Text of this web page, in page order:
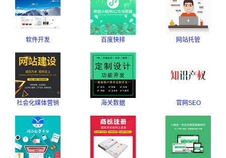
软件开发 百度快排 网站托管
社会化媒体营销 海关数据 官网SEO